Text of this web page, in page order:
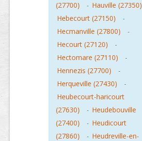
(27700)
- Hauville (27350)
Hebecourt (27150)
-
Hecmanville (27800)
-
Hecourt (27120)
-
Hectomare (27110)
-
Hennezis (27700)
-
Herqueville (27430)
-
Heubecourt-haricourt
(27630)
- Heudebouville
(27400)
- Heudicourt
(27860)
- Heudreville-en-